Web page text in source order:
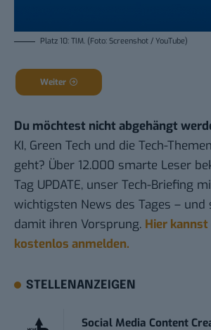
Platz 10: TIM. (Foto: Screenshot / YouTube)
Weiter
Du möchtest nicht abgehängt
KI, Green Tech und die Tech-
geht? Über 12.000 smarte Leser
Tag UPDATE, unser Tech-Briefing
wichtigsten News des Tages – und
damit ihren Vorsprung. Hier kannst
kostenlos anmelden.
STELLENANZEIGEN
Social Media Content